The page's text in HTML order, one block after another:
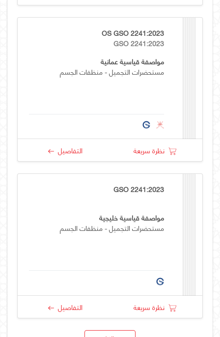
OS GSO 2241:2023
GSO 2241:2023
مواصفة قياسية عمانية
مستحضرات التجميل - منظفات الجسم
نظرة سريعة التفاصيل
GSO 2241:2023
مواصفة قياسية خليجية
مستحضرات التجميل - منظفات الجسم
نظرة سريعة التفاصيل